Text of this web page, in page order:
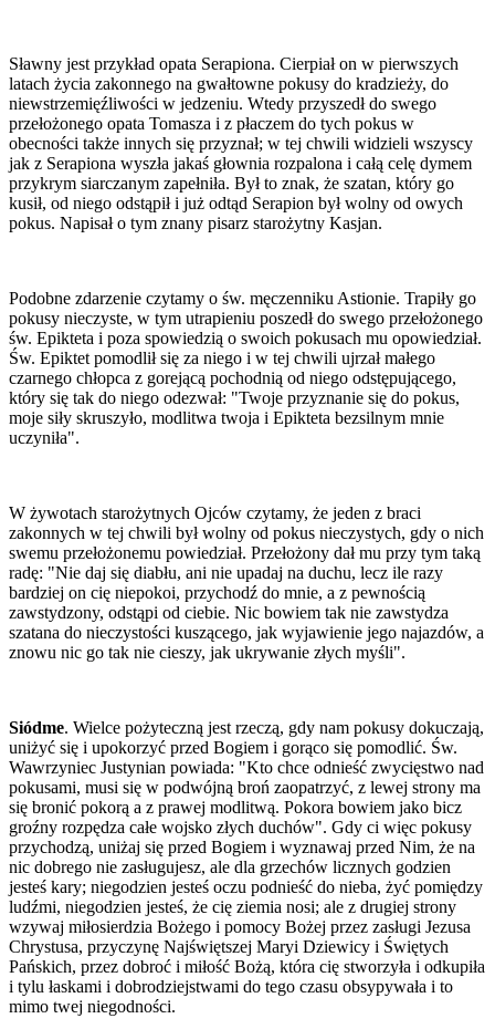
Sławny jest przykład opata Serapiona. Cierpiał on w pierwszych
latach życia zakonnego na gwałtowne pokusy do kradzieży, do
niewstrzemięźliwości w jedzeniu. Wtedy przyszedł do swego
przełożonego opata Tomasza i z płaczem do tych pokus w
obecności także innych się przyznał; w tej chwili widzieli wszyscy
jak z Serapiona wyszła jakaś głownia rozpalona i całą celę dymem
przykrym siarczanym zapełniła. Był to znak, że szatan, który go
kusił, od niego odstąpił i już odtąd Serapion był wolny od owych
pokus. Napisał o tym znany pisarz starożytny Kasjan.
Podobne zdarzenie czytamy o św. męczenniku Astionie. Trapiły go
pokusy nieczyste, w tym utrapieniu poszedł do swego przełożonego
św. Epikteta i poza spowiedzią o swoich pokusach mu opowiedział.
Św. Epiktet pomodlił się za niego i w tej chwili ujrzał małego
czarnego chłopca z gorejącą pochodnią od niego odstępującego,
który się tak do niego odezwał: "Twoje przyznanie się do pokus,
moje siły skruszyło, modlitwa twoja i Epikteta bezsilnym mnie
uczyniła".
W żywotach starożytnych Ojców czytamy, że jeden z braci
zakonnych w tej chwili był wolny od pokus nieczystych, gdy o nich
swemu przełożonemu powiedział. Przełożony dał mu przy tym taką
radę: "Nie daj się diabłu, ani nie upadaj na duchu, lecz ile razy
bardziej on cię niepokoi, przychodź do mnie, a z pewnością
zawstydzony, odstąpi od ciebie. Nic bowiem tak nie zawstydza
szatana do nieczystości kuszącego, jak wyjawienie jego najazdów, a
znowu nic go tak nie cieszy, jak ukrywanie złych myśli".
Siódme. Wielce pożyteczną jest rzeczą, gdy nam pokusy dokuczają,
uniżyć się i upokorzyć przed Bogiem i gorąco się pomodlić. Św.
Wawrzyniec Justynian powiada: "Kto chce odnieść zwycięstwo nad
pokusami, musi się w podwójną broń zaopatrzyć, z lewej strony ma
się bronić pokorą a z prawej modlitwą. Pokora bowiem jako bicz
groźny rozpędza całe wojsko złych duchów". Gdy ci więc pokusy
przychodzą, uniżaj się przed Bogiem i wyznawaj przed Nim, że na
nic dobrego nie zasługujesz, ale dla grzechów licznych godzien
jesteś kary; niegodzien jesteś oczu podnieść do nieba, żyć pomiędzy
ludźmi, niegodzien jesteś, że cię ziemia nosi; ale z drugiej strony
wzywaj miłosierdzia Bożego i pomocy Bożej przez zasługi Jezusa
Chrystusa, przyczynę Najświętszej Maryi Dziewicy i Świętych
Pańskich, przez dobroć i miłość Bożą, która cię stworzyła i odkupiła
i tylu łaskami i dobrodziejstwami do tego czasu obsypywała i to
mimo twej niegodności.